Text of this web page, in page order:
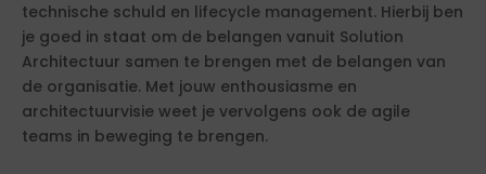
technische schuld en lifecycle management. Hierbij ben
je goed in staat om de belangen vanuit Solution
Architectuur samen te brengen met de belangen van
de organisatie. Met jouw enthousiasme en
architectuurvisie weet je vervolgens ook de agile
teams in beweging te brengen.